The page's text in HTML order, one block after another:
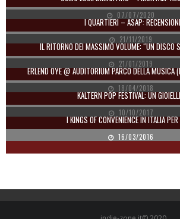
07/07/2020
I QUARTIERI – ASAP:
21/11/2019
IL RITORNO DEI MASSIMO VOLUME: “UN DISCO
21/01/2019
ERLEND OYE @ AUDITORIUM PARCO DELLA MUSICA
18/04/2018
KALTERN POP FESTIVAL: UN
10/10/2017
I KINGS OF CONVENIENCE IN ITALIA
16/03/2016